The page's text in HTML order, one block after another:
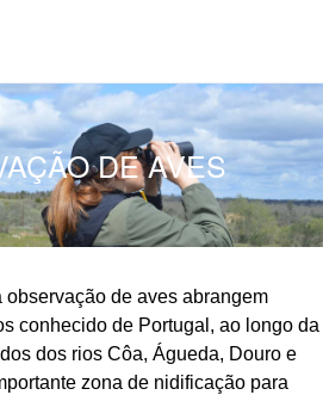
DE AVES
de aves abrangem
conhecido de Portugal, ao longo da
dos rios Côa, Águeda, Douro e
zona de nidificação para